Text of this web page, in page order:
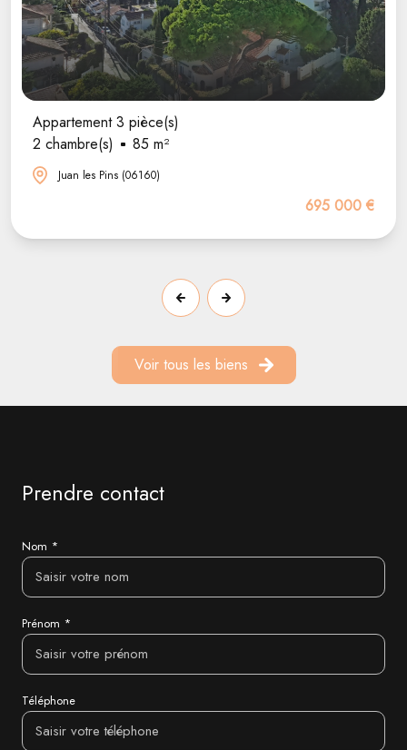
Appartement 3 pièce(s)
2 chambre(s)
85 m²
Juan les Pins (06160)
695 000 €
Voir tous les biens
Prendre contact
Nom *
Prénom *
Téléphone